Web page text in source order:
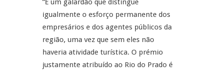
“É um galardão que distingue
igualmente o esforço permanente dos
empresários e dos agentes públicos da
região, uma vez que sem eles não
haveria atividade turística. O prémio
justamente atribuído ao Rio do Prado é